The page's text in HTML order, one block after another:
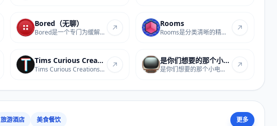
Bored（无聊）
Bored是一个专门为缓解无聊而设计的网站，提供...
Rooms
Rooms是分类清晰的精选海外网址导航，收录靠谱...
Tims Curious Creations
Tims Curious Creations是专注于提供在线创意...
是你们想要的那个小电视
是你们想要的那个小电视是一款风格贴合的热门...
旅游酒店 美食餐饮 更多